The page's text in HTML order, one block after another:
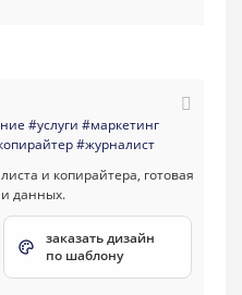
#услуги #маркетинг
#журналист
заказать дизайн
по шаблону